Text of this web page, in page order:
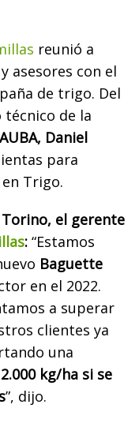
reunió a
asesores con el
de trigo. Del
de la
Daniel
para
Trigo.
el gerente
: “Estamos
Baguette
en el 2022.
a superar
clientes ya
una
kg/ha si se
”, dijo.